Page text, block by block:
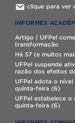
clique para ver
INFORMES
Artigo | UFPel
transformação
Há 57 (e muitos
UFPel suspende
razão dos efeitos
UFPel adota o
quinta-feira (6)
UFPel estabelece
quinta-feira (6)